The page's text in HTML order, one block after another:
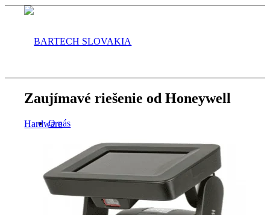
O nás
Aktuality
Zaujímavé riešenie od Honeywell
Hardware